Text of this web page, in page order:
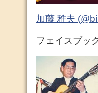
加藤 雅夫
フェイスブッ